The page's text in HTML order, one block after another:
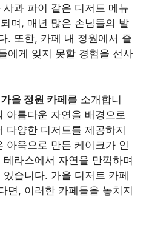
과 파이 같은 디저트 메뉴
며, 매년 많은 손님들의 발
. 또한, 카페 내 정원에서 즐
에게 잊지 못할 경험을 선사
가을 정원 카페를 소개합니
아름다운 자연을 배경으로
다양한 디저트를 제공하지
아욱으로 만든 케이크가 인
라스에서 자연을 만끽하며
습니다. 가을 디저트 카페
면, 이러한 카페들을 놓치지